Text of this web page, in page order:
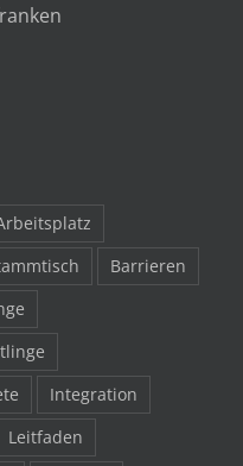
Barrieren
Integration
Leitfaden